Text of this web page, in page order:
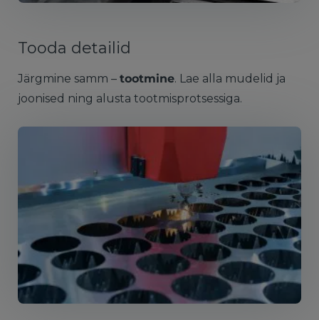
Tooda detailid
Järgmine samm – tootmine. Lae alla mudelid ja
joonised ning alusta tootmisprotsessiga.